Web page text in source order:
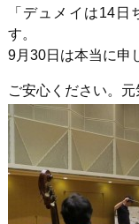
「デュメイは14
す。
9月30日は本当に申
ご安心ください。元